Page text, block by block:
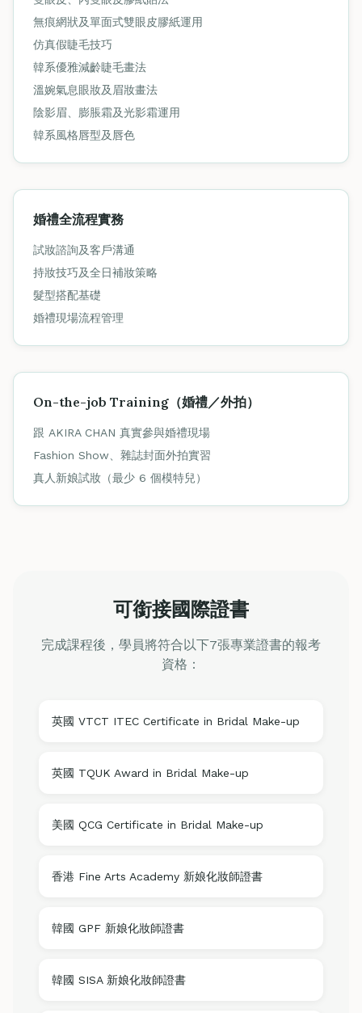
無痕網狀及單面式雙眼皮膠紙運用
仿真假睫毛技巧
韓系優雅減齡睫毛畫法
溫婉氣息眼妝及眉妝畫法
陰影眉、膨脹霜及光影霜運用
韓系風格唇型及唇色
婚禮全流程實務
試妝諮詢及客戶溝通
持妝技巧及全日補妝策略
髮型搭配基礎
婚禮現場流程管理
On-the-job Training（婚禮／外拍）
跟 AKIRA CHAN 真實參與婚禮現場
Fashion Show、雜誌封面外拍實習
真人新娘試妝（最少 6 個模特兒）
可銜接國際證書
完成課程後，學員將符合以下7張專業證書的報考
資格：
英國 VTCT ITEC Certificate in Bridal Make-up
英國 TQUK Award in Bridal Make-up
美國 QCG Certificate in Bridal Make-up
香港 Fine Arts Academy 新娘化妝師證書
韓國 GPF 新娘化妝師證書
韓國 SISA 新娘化妝師證書